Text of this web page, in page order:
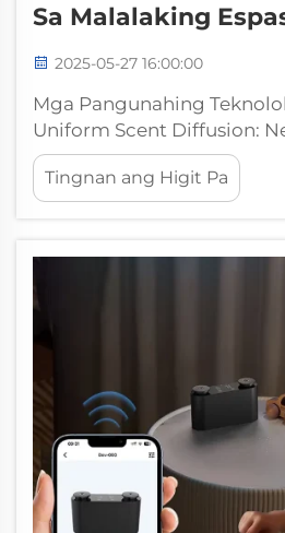
Sa Malalaking
2025-05-27 16:00:00
Mga Pangunahing
Uniform Scent Diffusion:
Technology para sa Micro-
Ang teknolohiya ng
nagpapaganda sa
instrumentong eksakto sa
Tingnan ang Higit Pa